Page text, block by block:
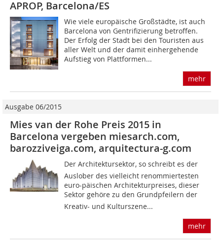
APROP, Barcelona/ES
Wie viele europäische Großstädte, ist auch
Barcelona von Gentrifizierung betroffen.
Der Erfolg der Stadt bei den Touristen aus
aller Welt und der damit einhergehende
Aufstieg von Plattformen...
mehr
Ausgabe 06/2015
Mies van der Rohe Preis 2015 in
Barcelona vergeben miesarch.com,
barozziveiga.com, arquitectura-g.com
Der Architektursektor, so schreibt es der
Auslober des vielleicht renommiertesten
euro-päischen Architekturpreises, dieser
Sektor gehöre zu den Grundpfeilern der
Kreativ- und Kulturszene...
mehr